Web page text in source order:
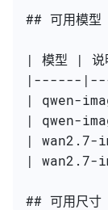
## 可用模型
| 模型 | 说
|------
| qwen-
| qwen-
| wan2.7-
| wan2.7-
## 可用尺寸